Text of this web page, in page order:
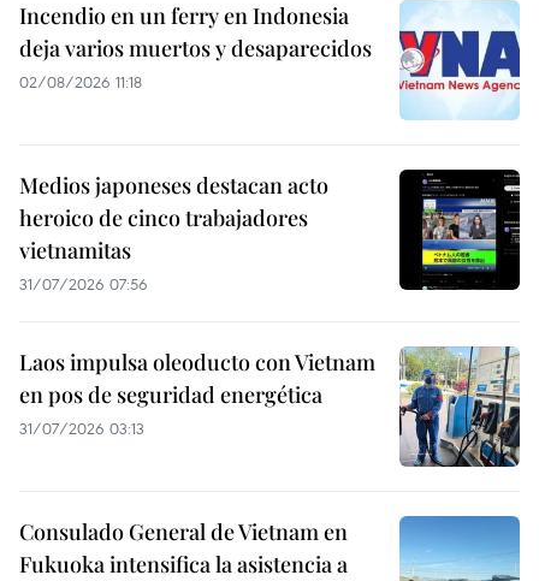
Incendio en un ferry en Indonesia
deja varios muertos y desaparecidos
02/08/2026 11:18
Medios japoneses destacan acto
heroico de cinco trabajadores
vietnamitas
31/07/2026 07:56
Laos impulsa oleoducto con Vietnam
en pos de seguridad energética
31/07/2026 03:13
Consulado General de Vietnam en
Fukuoka intensifica la asistencia a